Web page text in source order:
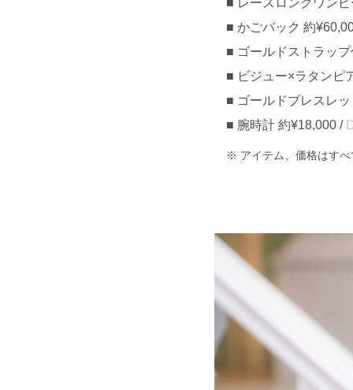
レースロングワン
かごバック 約
ゴールドストラッ
ビジュー×ラタンピ
ゴールドブレスレ
腕時計 約¥18,000 /
アイテム、価格はす